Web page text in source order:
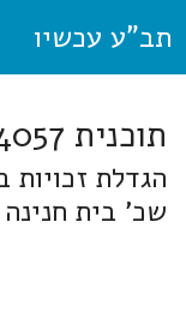
תב"ע עכשיו
תוכנית 14057 ירושלים
הגדלת זכויות
שכ' בית חנינה